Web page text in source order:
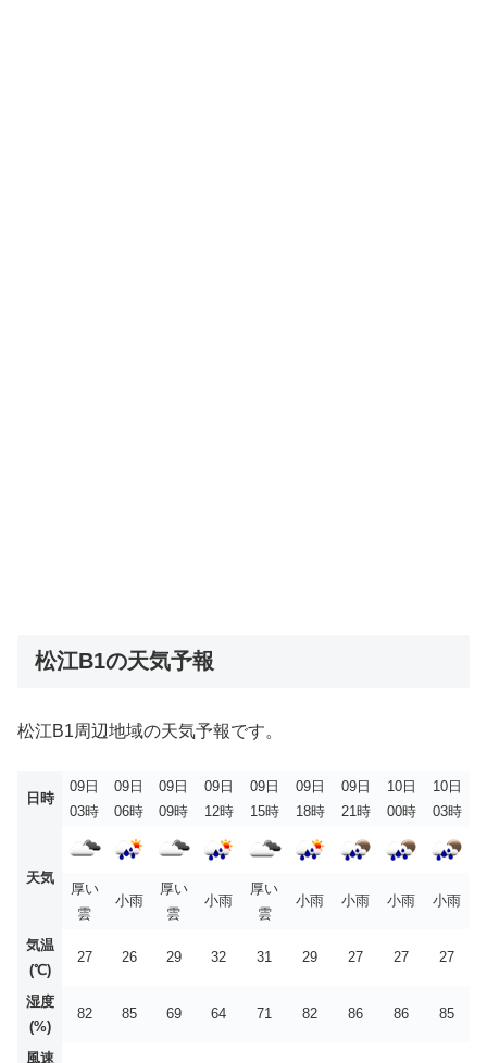
松江B1の天気予報
松江B1周辺地域の天気予報です。
日時
09日
03時
09日
06時
09日
09時
09日
12時
09日
15時
09日
18時
09日
21時
10日
00時
10日
03時
天気
厚い
雲
小雨
厚い
雲
小雨
厚い
雲
小雨 小雨 小雨 小雨
気温
(℃)
27 26 29 32 31 29 27 27 27
湿度
(%)
82 85 69 64 71 82 86 86 85
風速